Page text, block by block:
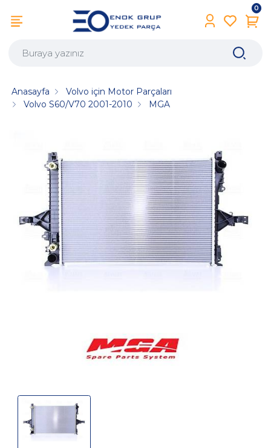
0
Anasayfa
Volvo için Motor Parçaları
Volvo S60/V70 2001-2010
MGA